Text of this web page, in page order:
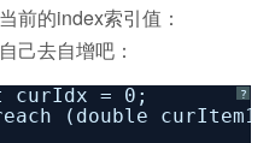
前的index索引值：
己去自增吧：
?
curIdx = 0;
(double